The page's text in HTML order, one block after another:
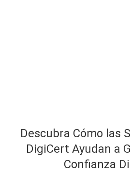
Descubra Cómo las
DigiCert Ayudan a
Confianza